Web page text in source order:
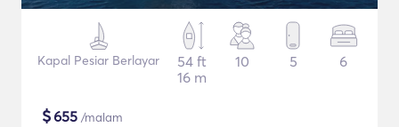
Kapal Pesiar Berlayar
54 ft
16 m
10 5 6
$655 /malam